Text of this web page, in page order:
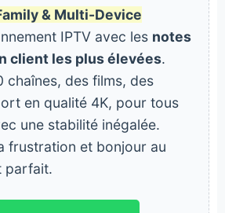
& Multi-Device
IPTV avec les notes
client les plus élevées.
chaînes, des films, des
en qualité 4K, pour tous
une stabilité inégalée.
frustration et bonjour au
parfait.